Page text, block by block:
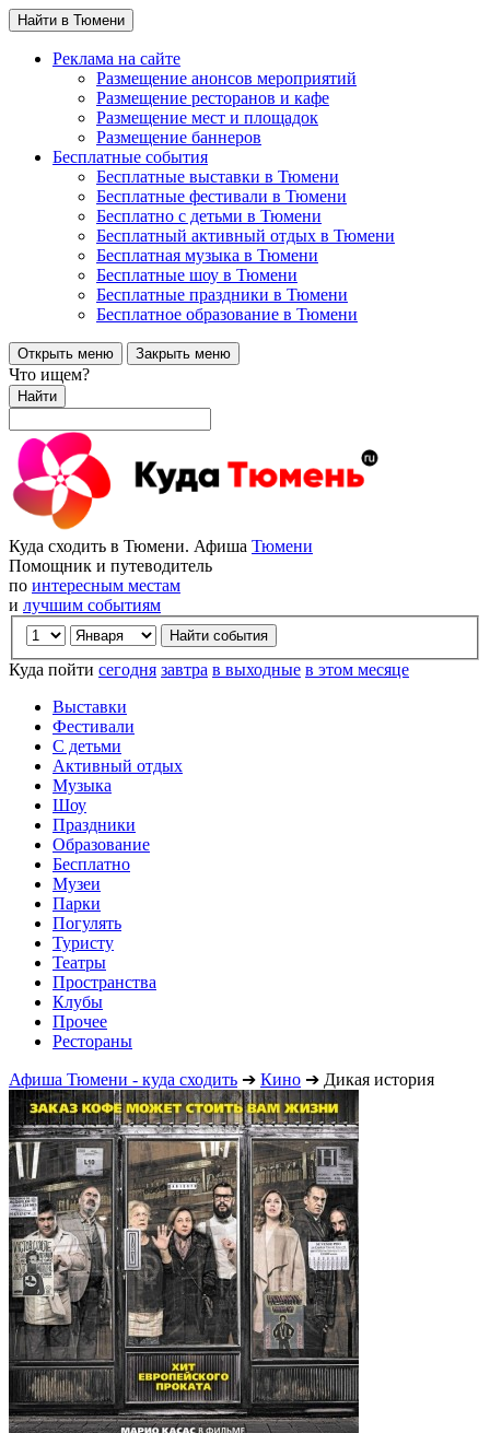
Найти в Тюмени
Реклама на сайте
Размещение анонсов мероприятий
Размещение ресторанов и кафе
Размещение мест и площадок
Размещение баннеров
Бесплатные события
Бесплатные выставки в Тюмени
Бесплатные фестивали в Тюмени
Бесплатно с детьми в Тюмени
Бесплатный активный отдых в Тюмени
Бесплатная музыка в Тюмени
Бесплатные шоу в Тюмени
Бесплатные праздники в Тюмени
Бесплатное образование в Тюмени
Открыть меню Закрыть меню
Что ищем?
Найти
Куда сходить в Тюмени. Афиша Тюмени
Помощник и путеводитель
по интересным местам
и лучшим событиям
Куда пойти сегодня завтра в выходные в этом месяце
Выставки
Фестивали
С детьми
Активный отдых
Музыка
Шоу
Праздники
Образование
Бесплатно
Музеи
Парки
Погулять
Туристу
Театры
Пространства
Клубы
Прочее
Рестораны
Афиша Тюмени - куда сходить ➔ Кино ➔ Дикая история